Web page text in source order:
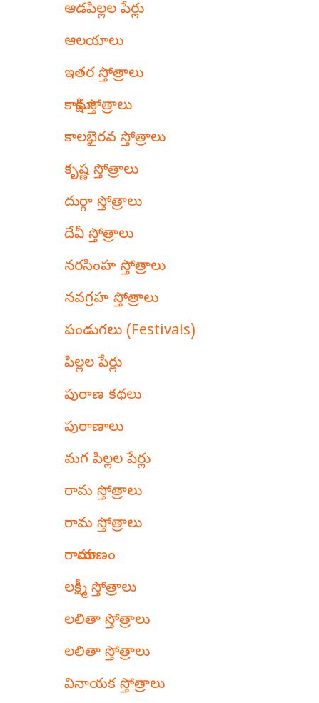
ఆడపిల్లల పేర్లు
ఆలయాలు
ఇతర స్తోత్రాలు
కామాక్షి స్తోత్రాలు
కాలభైరవ స్తోత్రాలు
కృష్ణ స్తోత్రాలు
దుర్గా స్తోత్రాలు
దేవీ స్తోత్రాలు
నరసింహ స్తోత్రాలు
నవగ్రహ స్తోత్రాలు
పండుగలు (Festivals)
పిల్లల పేర్లు
పురాణ కథలు
పురాణాలు
మగ పిల్లల పేర్లు
రామ స్తోత్రాలు
రామ స్తోత్రాలు
రామాయణం
లక్ష్మీ స్తోత్రాలు
లలితా స్తోత్రాలు
లలితా స్తోత్రాలు
వినాయక స్తోత్రాలు